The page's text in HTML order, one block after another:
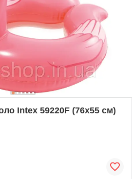
Intex 59220F (76х55 см)